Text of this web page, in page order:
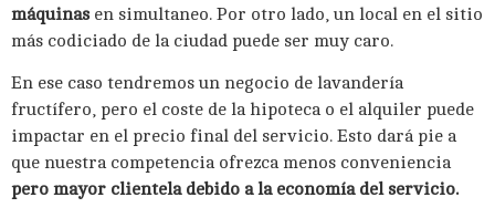
máquinasen simultaneo. Por otro lado, un local en el sitio
más codiciado de la ciudad puede ser muy caro.
En ese caso tendremos un negocio de lavandería
fructífero, pero el coste de la hipoteca o el alquiler puede
impactar en el precio final del servicio. Esto dará pie a
que nuestra competencia ofrezca menos conveniencia
pero mayor clientela debido a la economía del servicio.